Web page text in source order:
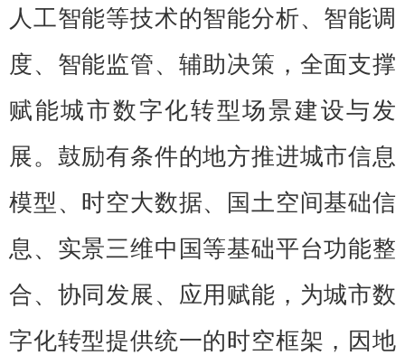
人工智能等技术的智能分析、智能调
度、智能监管、辅助决策，全面支撑
赋能城市数字化转型场景建设与发
展。鼓励有条件的地方推进城市信息
模型、时空大数据、国土空间基础信
息、实景三维中国等基础平台功能整
合、协同发展、应用赋能，为城市数
字化转型提供统一的时空框架，因地